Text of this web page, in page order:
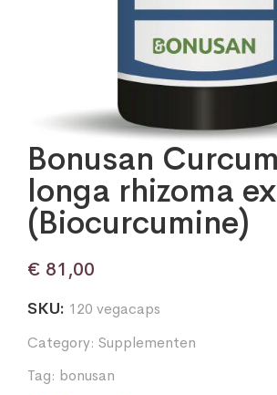
Bonusan
longa rhizoma
(Biocurcumine)
€ 81,00
SKU: 120 vegacaps
Category: Supplementen
Tag: bonusan